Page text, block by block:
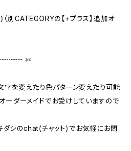
別CATEGORYの【+プラス】追加オ
✄‬‬
字を変えたり色パターン変えたり可能
ーダーメイドでお受けしていますので
ダシのchat(チャット)でお気軽にお問